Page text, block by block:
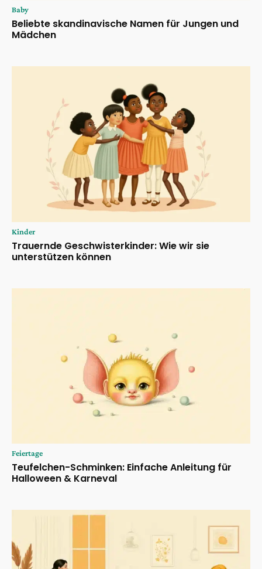
Baby
Beliebte skandinavische Namen für Jungen und
Mädchen
Kinder
Trauernde Geschwisterkinder: Wie wir sie
unterstützen können
Feiertage
Teufelchen-Schminken: Einfache Anleitung für
Halloween & Karneval